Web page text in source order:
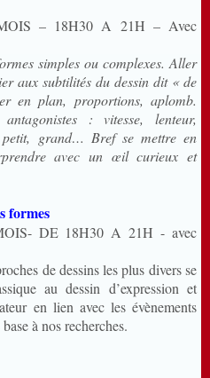
– 18H30 A 21H – Avec
simples ou complexes. Aller
aux subtilités du dessin dit « de
en plan, proportions, aplomb.
: vitesse, lenteur,
petit, grand… Bref se mettre en
avec un œil curieux et
formes
DE 18H30 A 21H - avec
de dessins les plus divers se
au dessin d’expression et
en lien avec les évènements
à nos recherches.